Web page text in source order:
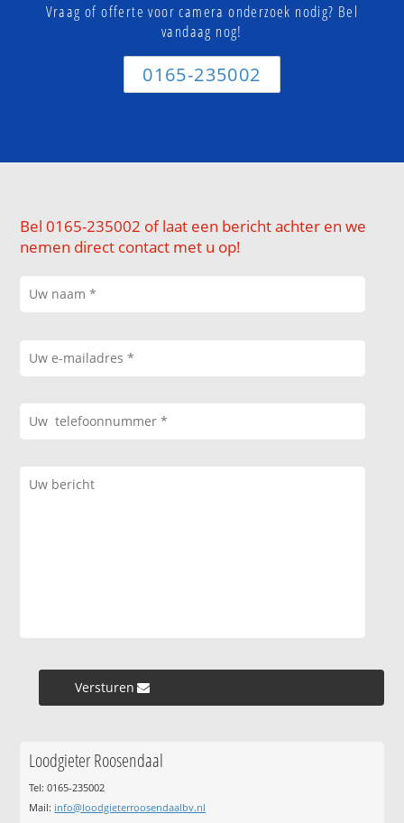
Vraag of offerte voor camera onderzoek nodig? Bel
vandaag nog!
0165-235002
Bel 0165-235002 of laat een bericht achter en we
nemen direct contact met u op!
Versturen »
Loodgieter Roosendaal
Tel: 0165-235002
Mail: info@loodgieterroosendaalbv.nl